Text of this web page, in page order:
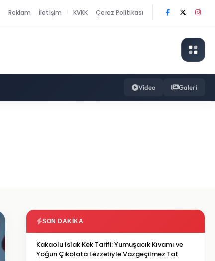
Reklam İletişim KVKK Çerez Politikası
Video Galeri
SON DAKIKA
Kakaolu Islak Kek Tarifi: Yumuşacık Kıvamı ve
Yoğun Çikolata Lezzetiyle Vazgeçilmez Tat